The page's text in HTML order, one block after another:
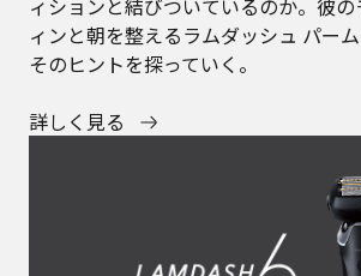
ィションと結びついているのか。彼
ィンと朝を整えるラムダッシュ パーム
そのヒントを探っていく。
詳しく見る